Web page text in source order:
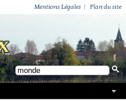
Mentions Légales | Plan du site